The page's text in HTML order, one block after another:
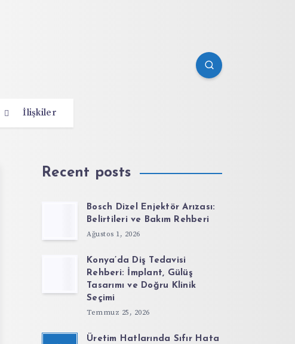
İlişkiler
Recent posts
Bosch Dizel Enjektör Arızası:
Belirtileri ve Bakım Rehberi
Ağustos 1, 2026
Konya’da Diş Tedavisi
Rehberi: İmplant, Gülüş
Tasarımı ve Doğru Klinik
Seçimi
Temmuz 25, 2026
Üretim Hatlarında Sıfır Hata